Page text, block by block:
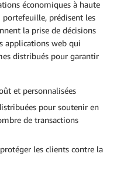
économiques à haute
portefeuille, prédisent les
la prise de décisions
applications web qui
distribués pour garantir
et personnalisées
pour soutenir en
de transactions
les clients contre la